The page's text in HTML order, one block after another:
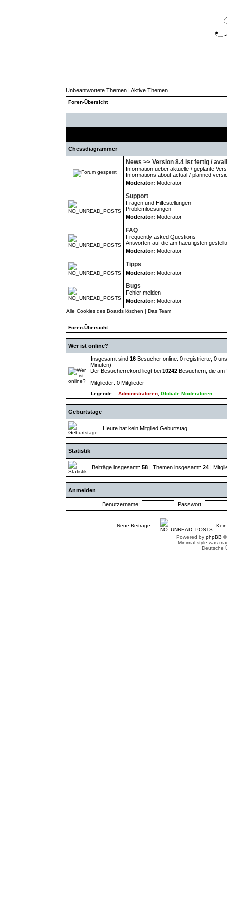
Unbeantwortete Themen | Aktive Themen
Foren-Übersicht
Chessdiagrammer
News >> Version 8.4 ist fertig /
Information ueber aktuelle / geplante
Informations about actual / planned
Moderator: Moderator
Support
Fragen und Hilfestellungen
Problemloesungen
Moderator: Moderator
FAQ
Frequently asked Questions
Antworten auf die am haeufigsten
Moderator: Moderator
Tipps
Moderator: Moderator
Bugs
Fehler melden
Moderator: Moderator
Alle Cookies des Boards löschen | Das Team
Foren-Übersicht
Wer ist online?
Insgesamt sind 16 Besucher online: 0 registrierte, 0
Minuten)
Der Besucherrekord liegt bei 10242 Besuchern, die am
Mitglieder: 0 Mitglieder
Legende :: Administratoren Globale Moderatoren
Geburtstage
Heute hat kein Mitglied Geburtstag
Statistik
Beiträge insgesamt: 58 | Themen insgesamt: 24 |
Anmelden
Benutzername: Passwort:
Neue Beiträge
Powered by phpBB
Minimal style was
Deutsche